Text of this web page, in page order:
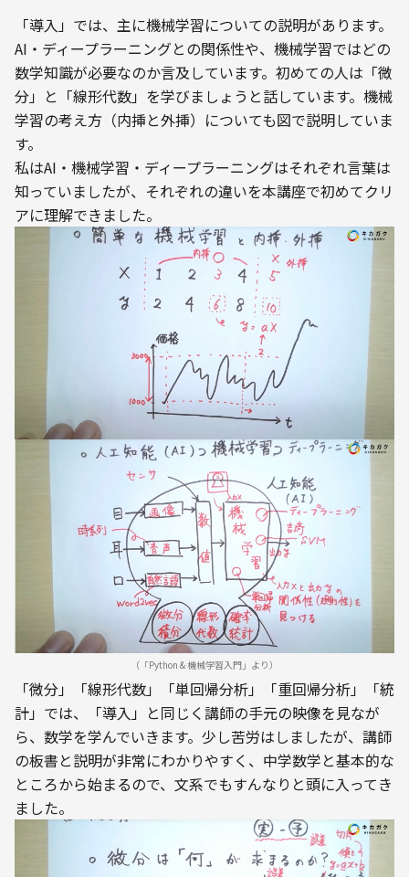
「導入」では、主に機械学習についての説明があります。
AI・ディープラーニングとの関係性や、機械学習ではどの
数学知識が必要なのか言及しています。初めての人は「微
分」と「線形代数」を学びましょうと話しています。機械
学習の考え方（内挿と外挿）についても図で説明していま
す。
私はAI・機械学習・ディープラーニングはそれぞれ言葉は
知っていましたが、それぞれの違いを本講座で初めてクリ
アに理解できました。
（「Python & 機械学習入門」より）
「微分」「線形代数」「単回帰分析」「重回帰分析」「統
計」では、「導入」と同じく講師の手元の映像を見なが
ら、数学を学んでいきます。少し苦労はしましたが、講師
の板書と説明が非常にわかりやすく、中学数学と基本的な
ところから始まるので、文系でもすんなりと頭に入ってき
ました。